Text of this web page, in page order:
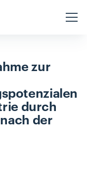
zur
durch
nach der